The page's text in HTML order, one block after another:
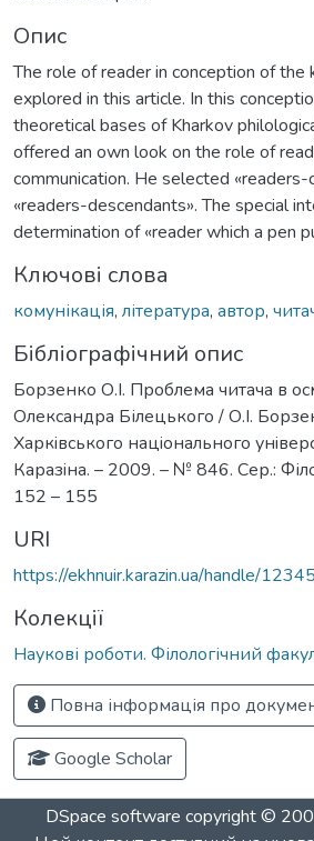
Опис
The role of reader in conception of the
explored in this article. In this
theoretical bases of Kharkov
offered an own look on the role of
communication. He selected
«readers-descendants». The special
determination of «reader which a pen
Ключові слова
комунікація, література, автор,
Бібліографічний опис
Борзенко О.I. Проблема читача в
Олександра Білецького / О.I.
Харкiвського нацiонального
Каразiна. – 2009. – № 846. Сер.:
152 – 155
URI
https://ekhnuir.karazin.ua/handle/
Колекції
Наукові роботи. Філологічний
Повна інформація про
Google Scholar
DSpace software copyright ©